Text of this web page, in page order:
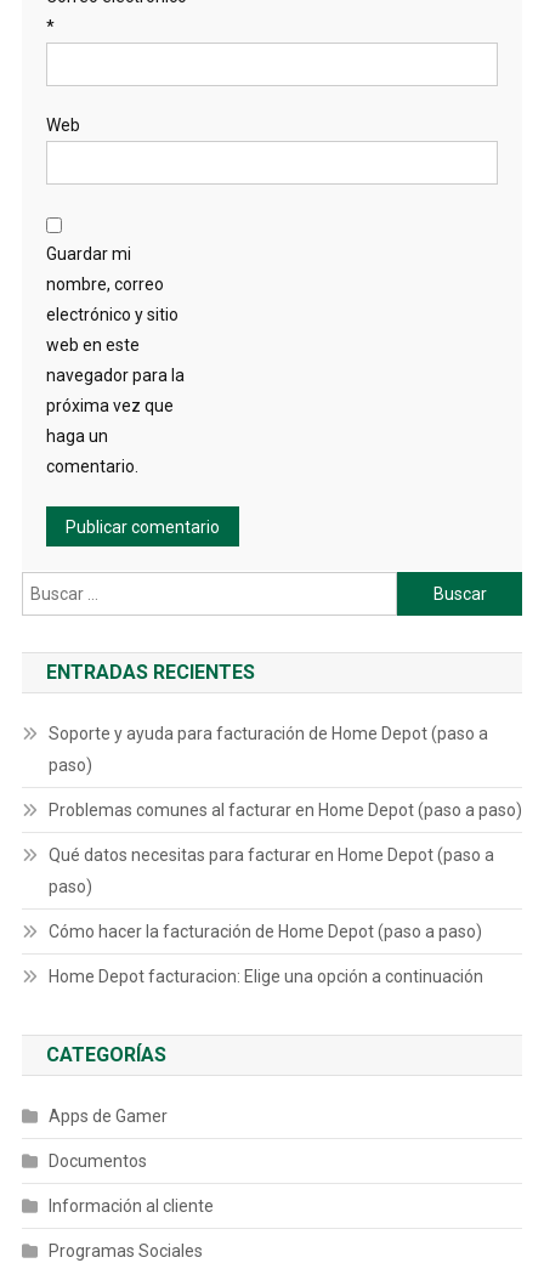
*
Web
Guardar mi
nombre, correo
electrónico y sitio
web en este
navegador para la
próxima vez que
haga un
comentario.
Buscar:
ENTRADAS RECIENTES
Soporte y ayuda para facturación de Home Depot (paso a
paso)
Problemas comunes al facturar en Home Depot (paso a paso)
Qué datos necesitas para facturar en Home Depot (paso a
paso)
Cómo hacer la facturación de Home Depot (paso a paso)
Home Depot facturacion: Elige una opción a continuación
CATEGORÍAS
Apps de Gamer
Documentos
Información al cliente
Programas Sociales